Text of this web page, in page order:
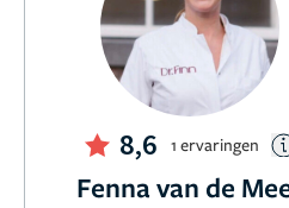
8,6 1 ervaringen
Fenna van de